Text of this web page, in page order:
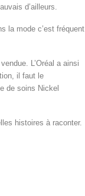
d’ailleurs.
la mode c’est fréquent
L’Oréal a ainsi
il faut le
de soins Nickel
histoires à raconter.